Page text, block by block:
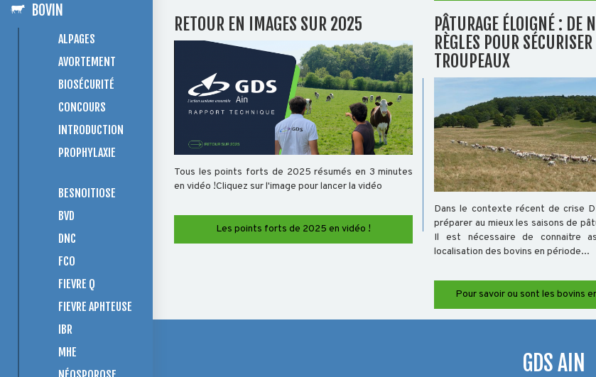
BOVIN
ALPAGES
AVORTEMENT
BIOSÉCURITÉ
CONCOURS
INTRODUCTION
PROPHYLAXIE
BESNOITIOSE
BVD
DNC
FCO
FIEVRE Q
FIEVRE APHTEUSE
IBR
MHE
RETOUR EN IMAGES SUR 2025
Tous les points forts de 2025 résumés en 3 minutes
en vidéo !Cliquez sur l'image pour lancer la vidéo
Les points forts de 2025 en vidéo !
PÂTURAGE ÉLOIGNÉ : DE
RÈGLES POUR
TROUPEAUX
Dans le contexte récent de crise
préparer au mieux les saisons de
Il est nécessaire de connaitre
localisation des bovins en période...
Pour savoir ou sont les bovins
GDS AIN